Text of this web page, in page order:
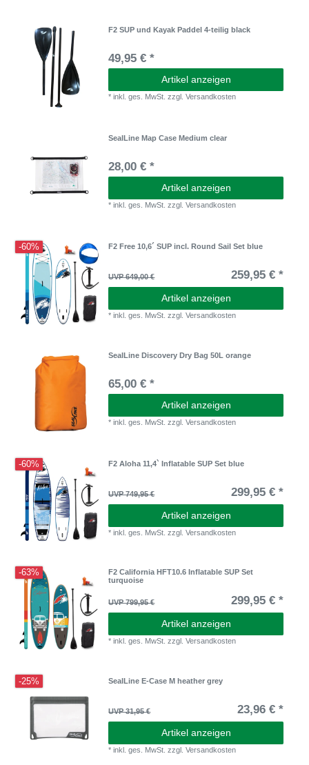
F2 SUP und Kayak Paddel 4-teilig black
49,95 € *
Artikel anzeigen
*inkl. ges. MwSt. zzgl.Versandkosten
SealLine Map Case Medium clear
28,00 € *
Artikel anzeigen
*inkl. ges. MwSt. zzgl.Versandkosten
-60% F2 Free 10,6´ SUP incl. Round Sail Set blue
UVP 649,00 € 259,95 € *
Artikel anzeigen
*inkl. ges. MwSt. zzgl.Versandkosten
SealLine Discovery Dry Bag 50L orange
65,00 € *
Artikel anzeigen
*inkl. ges. MwSt. zzgl.Versandkosten
-60% F2 Aloha 11,4` Inflatable SUP Set blue
UVP 749,95 € 299,95 € *
Artikel anzeigen
*inkl. ges. MwSt. zzgl.Versandkosten
-63%
F2 California HFT10.6 Inflatable SUP Set
turquoise
UVP 799,95 € 299,95 € *
Artikel anzeigen
*inkl. ges. MwSt. zzgl.Versandkosten
-25% SealLine E-Case M heather grey
UVP 31,95 € 23,96 € *
Artikel anzeigen
*inkl. ges. MwSt. zzgl.Versandkosten